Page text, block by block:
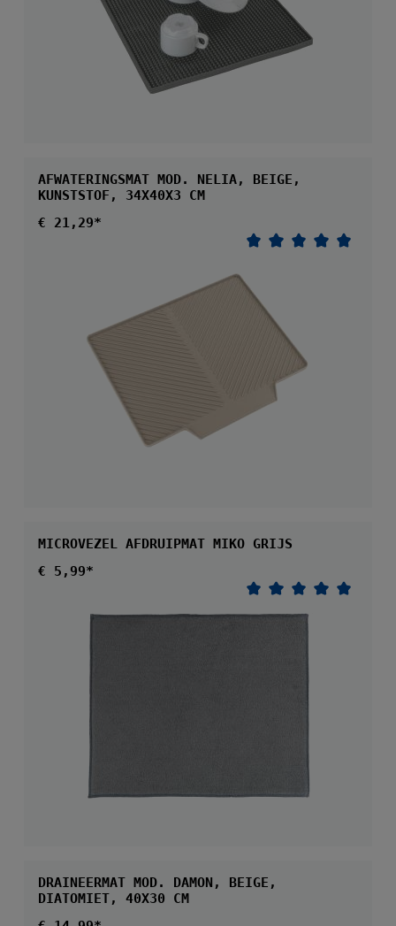
AFWATERINGSMAT MOD. NELIA, BEIGE,
KUNSTSTOF, 34X40X3 CM
Normale prijs:
€ 21,29*
MICROVEZEL AFDRUIPMAT MIKO GRIJS
Normale prijs:
€ 5,99*
DRAINEERMAT MOD. DAMON, BEIGE,
DIATOMIET, 40X30 CM